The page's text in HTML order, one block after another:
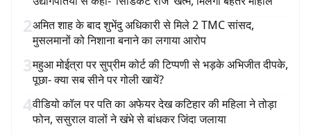
2अमित शाह के बाद शुभेंदु अधिकारी से मिले 2 TMC सांसद,
मुसलमानों को निशाना बनाने का लगाया आरोप
3महुआ मोईत्रा पर सुप्रीम कोर्ट की टिप्पणी से भड़के अभिजीत दीपके,
पूछा- क्या सब सीने पर गोली खायें?
4वीडियो कॉल पर पति का अफेयर देख कटिहार की महिला ने तोड़ा
फोन, ससुराल वालों ने खंभे से बांधकर जिंदा जलाया